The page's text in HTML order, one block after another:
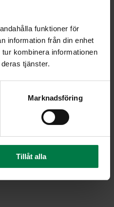
funktioner för
information från din enhet
kombinera informationen
tjänster.
Marknadsföring
Tillåt alla